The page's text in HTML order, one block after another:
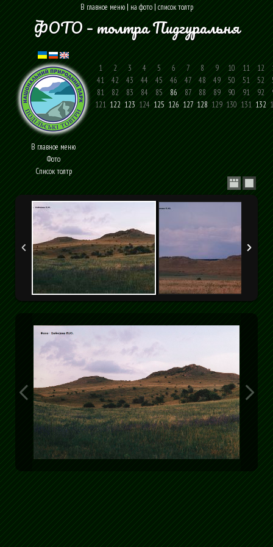
В главное меню|на фото|список толтр
ФОТО – толтра Пидгуральня
В главное меню
Фото
Cписок толтр
1 2 3 4 5 6 7 8 9 10 11 12
41 42 43 44 45 46 47 48 49 50 51 52
81 82 83 84 85 86 87 88 89 90 91 92
121122 123124125 126 127 128129130131132